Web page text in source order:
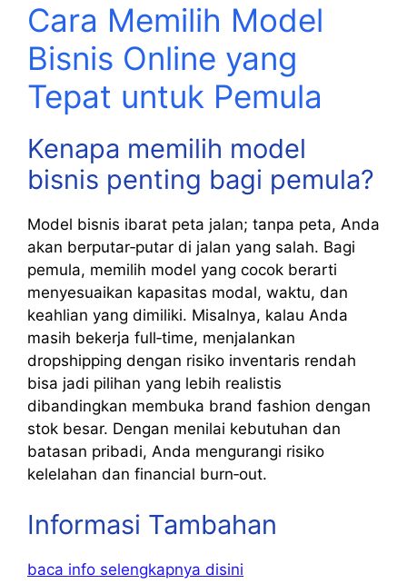
Cara Memilih Model
Bisnis Online yang
Tepat untuk Pemula
Kenapa memilih model
bisnis penting bagi pemula?
Model bisnis ibarat peta jalan; tanpa peta, Anda
akan berputar‑putar di jalan yang salah. Bagi
pemula, memilih model yang cocok berarti
menyesuaikan kapasitas modal, waktu, dan
keahlian yang dimiliki. Misalnya, kalau Anda
masih bekerja full‑time, menjalankan
dropshipping dengan risiko inventaris rendah
bisa jadi pilihan yang lebih realistis
dibandingkan membuka brand fashion dengan
stok besar. Dengan menilai kebutuhan dan
batasan pribadi, Anda mengurangi risiko
kelelahan dan financial burn‑out.
Informasi Tambahan
baca info selengkapnya disini